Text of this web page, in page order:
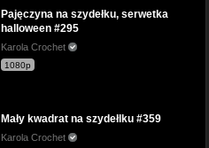
Pajęczyna na szydełku, serwetka
halloween #295
Karola Crochet
1080p
Mały kwadrat na szydełlku #359
Karola Crochet